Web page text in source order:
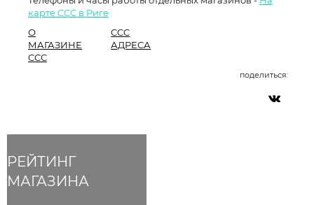
РЕЙТИНГ
МАГАЗИНА
карте CCC в Риге
О
МАГАЗИНЕ
CCC
CCC
АДРЕСА
поделиться: